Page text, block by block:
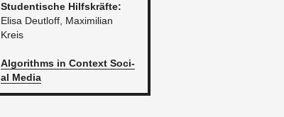
Stu­den­ti­sche Hilfs­kräf­te:
Elisa Deut­loff, Ma­xi­mi­li­an
Kreis
Al­go­rithms in Con­text So­ci­
al Media